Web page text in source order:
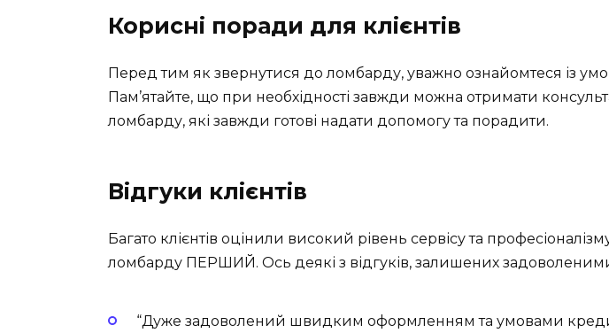
Корисні поради для клієнтів
Перед тим як звернутися до ломбарду, уважно ознайомтеся із
Пам’ятайте, що при необхідності завжди можна отримати
ломбарду, які завжди готові надати допомогу та порадити.
Відгуки клієнтів
Багато клієнтів оцінили високий рівень сервісу та
ломбарду ПЕРШИЙ. Ось деякі з відгуків, залишених
“Дуже задоволений швидким оформленням та умовами